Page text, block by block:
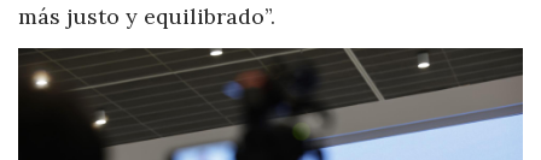
más justo y equilibrado”.